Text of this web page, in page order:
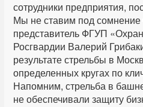
сотрудники предприятия,
Мы не ставим под
представитель ФГУП
Росгвардии Валерий
результате стрельбы в
определенных кругах по
Напомним, стрельба в
не обеспечивали защиту